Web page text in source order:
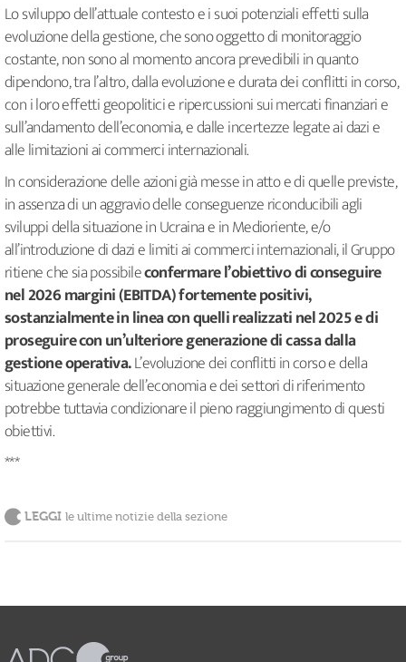
Lo sviluppo dell’attuale contesto e i suoi potenziali effetti sulla
evoluzione della gestione, che sono oggetto di monitoraggio
costante, non sono al momento ancora prevedibili in quanto
dipendono, tra l’altro, dalla evoluzione e durata dei conflitti in corso,
con i loro effetti geopolitici e ripercussioni sui mercati finanziari e
sull’andamento dell’economia, e dalle incertezze legate ai dazi e
alle limitazioni ai commerci internazionali.
In considerazione delle azioni già messe in atto e di quelle previste,
in assenza di un aggravio delle conseguenze riconducibili agli
sviluppi della situazione in Ucraina e in Medioriente, e/o
all’introduzione di dazi e limiti ai commerci internazionali, il Gruppo
ritiene che sia possibileconfermare l’obiettivo di conseguire
nel 2026 margini (EBITDA) fortemente positivi,
sostanzialmente in linea con quelli realizzati nel 2025 e di
proseguire con un’ulteriore generazione di cassa dalla
gestione operativa.L’evoluzione dei conflitti in corso e della
situazione generale dell’economia e dei settori di riferimento
potrebbe tuttavia condizionare il pieno raggiungimento di questi
obiettivi.
***
LEGGI le ultime notizie della sezione